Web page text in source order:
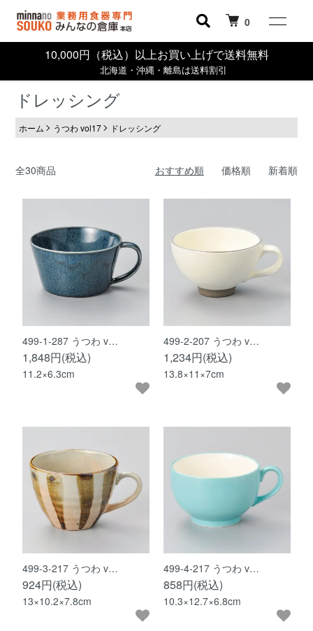
0
10,000円（税込）以上お買い上げで送料無料
北海道・沖縄・離島は送料割引
ドレッシング
ホーム うつわ vol17 ドレッシング
全30商品 おすすめ順 価格順 新着順
499-1-287 うつわ v…
1,848円(税込)
11.2×6.3cm
499-2-207 うつわ v…
1,234円(税込)
13.8×11×7cm
499-3-217 うつわ v…
924円(税込)
13×10.2×7.8cm
499-4-217 うつわ v…
858円(税込)
10.3×12.7×6.8cm